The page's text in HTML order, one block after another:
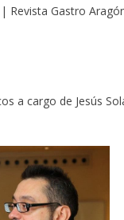
Revista Gastro
a cargo de Jesús